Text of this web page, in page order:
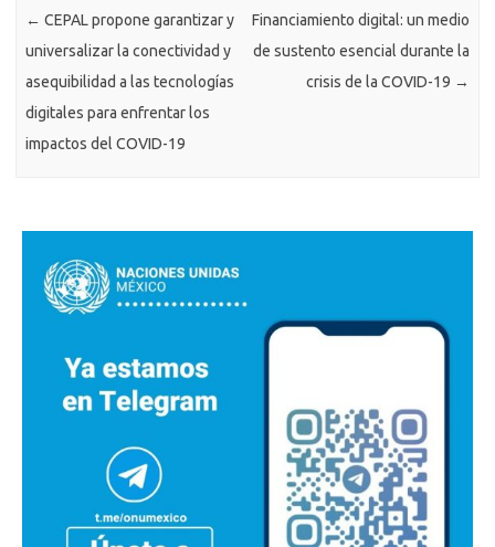
← CEPAL propone garantizar y
universalizar la conectividad y
asequibilidad a las tecnologías
digitales para enfrentar los
impactos del COVID-19
Financiamiento digital: un medio
de sustento esencial durante la
crisis de la COVID-19 →